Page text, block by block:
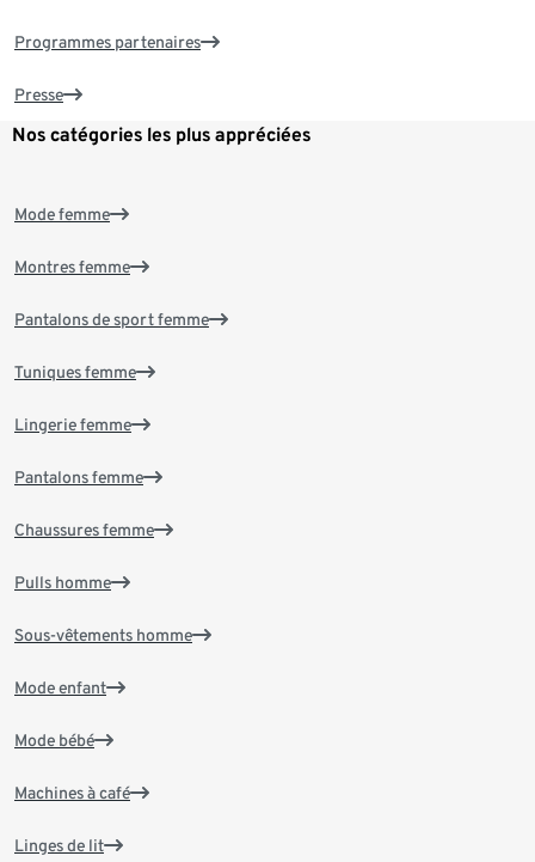
Programmes partenaires
Presse
Nos catégories les plus appréciées
Mode femme
Montres femme
Pantalons de sport femme
Tuniques femme
Lingerie femme
Pantalons femme
Chaussures femme
Pulls homme
Sous-vêtements homme
Mode enfant
Mode bébé
Machines à café
Linges de lit